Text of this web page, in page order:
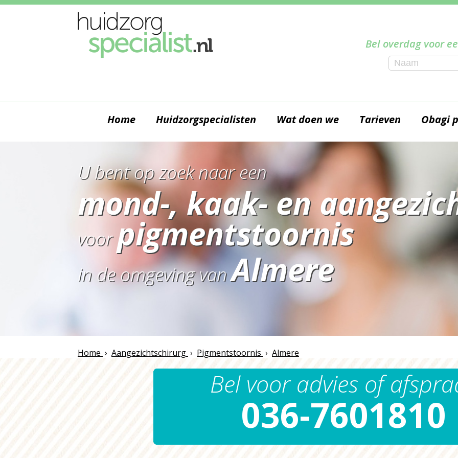
Bel overdag voor
Home Huidzorgspecialisten Wat doen we Tarieven Obagi
U bent op zoek naar een
mond-, kaak- en
voorpigmentstoornis
in de omgeving vanAlmere
Home › Aangezichtschirurg › Pigmentstoornis › Almere
Bel voor advies of
036-7601810